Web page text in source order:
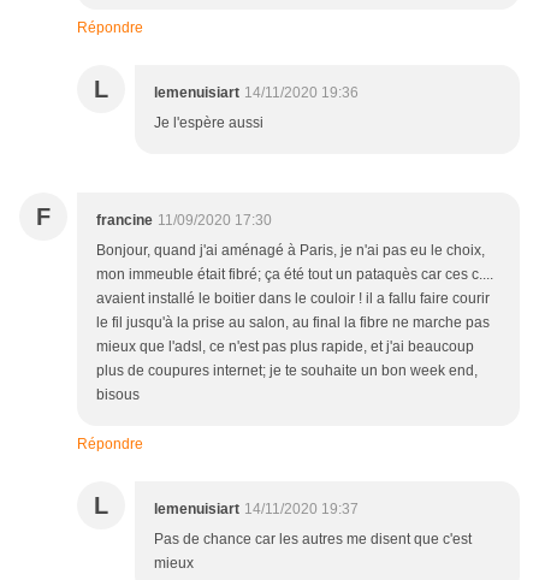
Répondre
L lemenuisiart 14/11/2020 19:36
Je l'espère aussi
F francine 11/09/2020 17:30
Bonjour, quand j'ai aménagé à Paris, je n'ai pas eu le choix,
mon immeuble était fibré; ça été tout un pataquès car ces c....
avaient installé le boitier dans le couloir ! il a fallu faire courir
le fil jusqu'à la prise au salon, au final la fibre ne marche pas
mieux que l'adsl, ce n'est pas plus rapide, et j'ai beaucoup
plus de coupures internet; je te souhaite un bon week end,
bisous
Répondre
L lemenuisiart 14/11/2020 19:37
Pas de chance car les autres me disent que c'est
mieux